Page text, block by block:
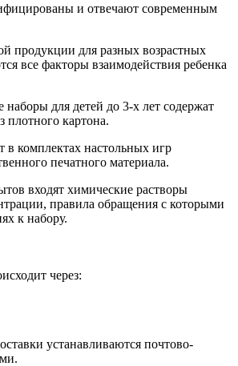
и отвечают современным
продукции для разных возрастных
все факторы взаимодействия ребенка
для детей до 3-х лет содержат
плотного картона.
в комплектах настольных игр
печатного материала.
входят химические растворы
правила обращения с которыми
к набору.
через:
устанавливаются почтово-